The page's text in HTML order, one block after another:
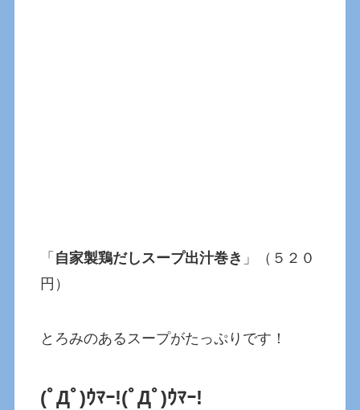
「 自家製鶏だしスープ出汁巻き 」（５２０
円）
とろみのあるスープがたっぷりです！
(ﾟДﾟ)ｳﾏｰ!(ﾟДﾟ)ｳﾏｰ!